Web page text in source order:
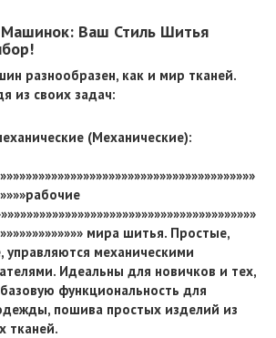
Ваш Стиль Шитья
разнообразен, как и мир тканей.
из своих задач:
(Механические):
мира шитья. Простые,
управляются механическими
Идеальны для новичков и тех,
функциональность для
пошива простых изделий из
тканей.